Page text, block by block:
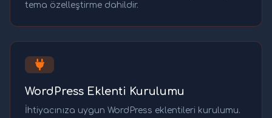
tema özelleştirme dahildir.
WordPress Eklenti Kurulumu
İhtiyacınıza uygun WordPress eklentileri kurulumu.